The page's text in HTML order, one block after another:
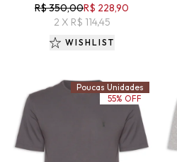
R$ 350,00R$ 228,90
2 X R$ 114,45
WISHLIST
Poucas Unidades
55% OFF